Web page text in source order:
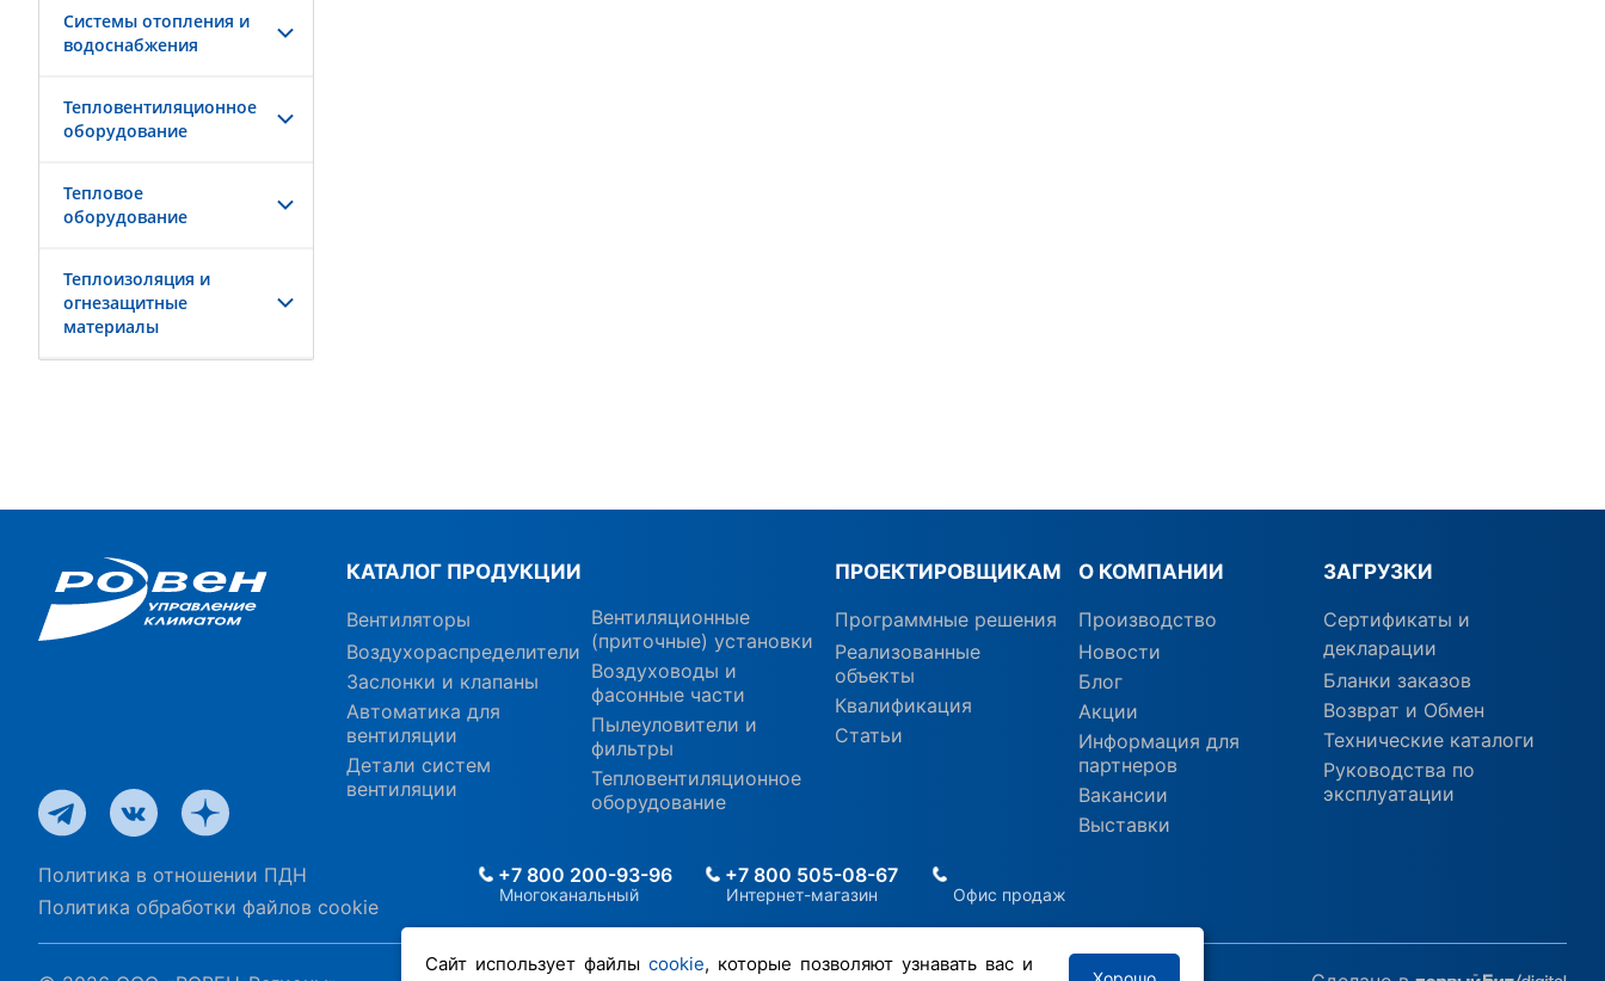
Системы отопления и
водоснабжения
Тепловентиляционное
оборудование
Тепловое
оборудование
Теплоизоляция и
огнезащитные
материалы
Сайт использует файлы cookie, которые позволяют узнавать вас и
КАТАЛОГ ПРОДУКЦИИ
Вентиляторы
Воздухораспределители
Заслонки и клапаны
Автоматика для
вентиляции
Детали систем
вентиляции
Вентиляционные
(приточные) установки
Воздуховоды и
фасонные части
Пылеуловители и
фильтры
Тепловентиляционное
оборудование
ПРОЕКТИРОВЩИКАМ
Программные решения
Реализованные
объекты
Квалификация
Статьи
О КОМПАНИИ
Производство
Новости
Блог
Акции
Информация для
партнеров
Вакансии
Выставки
ЗАГРУЗКИ
Сертификаты и
декларации
Бланки заказов
Возврат и Обмен
Технические каталоги
Руководства по
эксплуатации
Политика в отношении ПДН
Политика обработки файлов cookie
+7 800 200-93-96
Многоканальный
+7 800 505-08-67
Интернет-магазин Офис продаж